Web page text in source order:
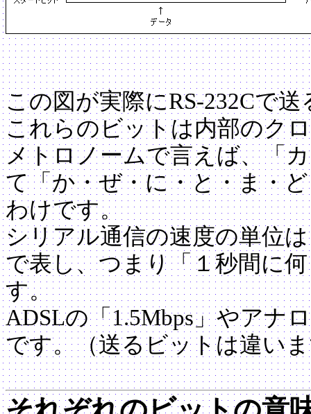
この図が実際にRS-232Cで
これらのビットは内部のク
メトロノームで言えば、「
て「か・ぜ・に・と・ま・
わけです。
シリアル通信の速度の単位は
で表し、つまり「１秒間に
す。
ADSLの「1.5Mbps」やアナ
です。（送るビットは違い